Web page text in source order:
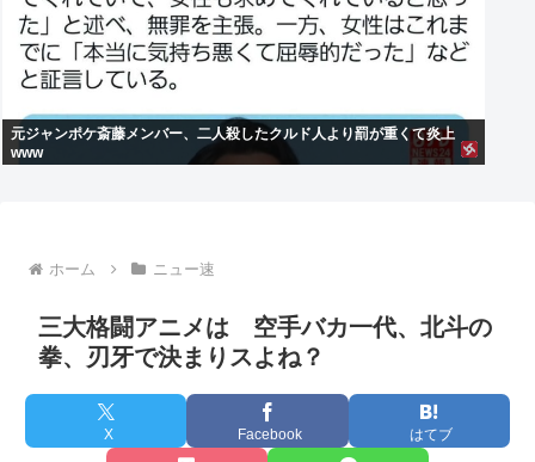
元ジャンポケ斎藤メンバー、二人殺したクルド人より罰が重くて炎上
www
ホーム ニュー速
三大格闘アニメは 空手バカ一代、北斗の
拳、刃牙で決まりスよね？
X Facebook はてブ